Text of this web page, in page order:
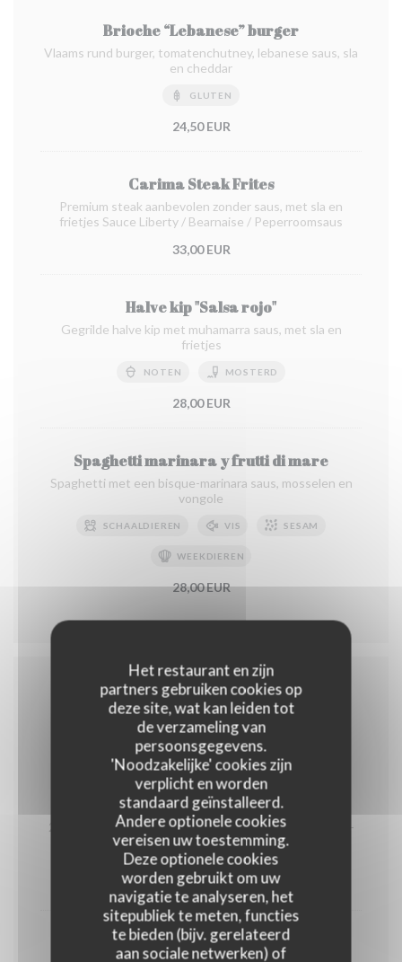
Het restaurant en zijn
partners gebruiken cookies op
deze site, wat kan leiden tot
de verzameling van
persoonsgegevens.
'Noodzakelijke' cookies zijn
verplicht en worden
standaard geïnstalleerd.
Andere optionele cookies
vereisen uw toestemming.
Deze optionele cookies
worden gebruikt om uw
navigatie te analyseren, het
sitepubliek te meten, functies
te bieden (bijv. gerelateerd
aan sociale netwerken) of
Brioche “Lebanese” burger
Vlaams rund burger, tomatenchutney, lebanese saus, sla
en cheddar
GLUTEN
24,50 EUR
Carima Steak Frites
Premium steak aanbevolen zonder saus, met sla en
frietjes Sauce Liberty / Bearnaise / Peperroomsaus
33,00 EUR
Halve kip "Salsa rojo"
Gegrilde halve kip met muhamarra saus, met sla en
frietjes
NOTEN MOSTERD
28,00 EUR
Spaghetti marinara y frutti di mare
Spaghetti met een bisque-marinara saus, mosselen en
vongole
SCHAALDIEREN VIS SESAM
WEEKDIEREN
28,00 EUR
VOORGERECHTEN
Garnaalkroketten
2 garnaalkroketten Als hoofdgerecht 3 stuks aan 25,5-
GLUTEN EIEREN
18,50 EUR
Best of both worlds